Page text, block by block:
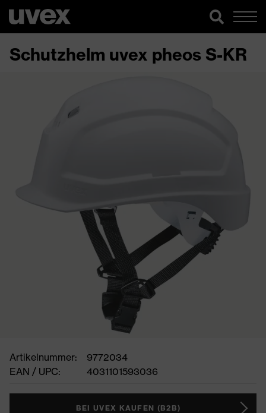
Schutzhelm uvex pheos S-KR
Artikelnummer:
9772034
EAN / UPC:
4031101593036
BEI UVEX KAUFEN (B2B)